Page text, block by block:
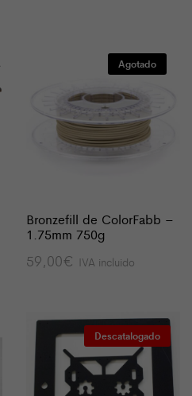
Agotado
Bronzefill de ColorFabb –
1.75mm 750g
59,00€ IVA incluido
Descatalogado